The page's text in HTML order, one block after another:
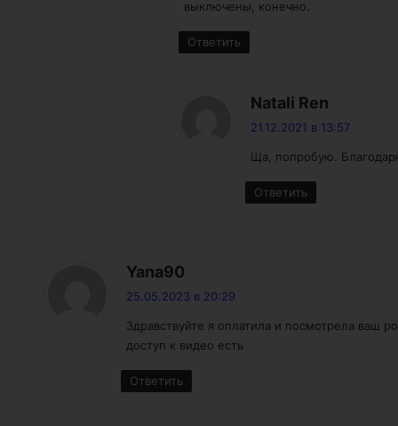
выключены, конечно.
Ответить
Natali Ren
21.12.2021 в 13:57
Ща, попробую.
Ответить
Yana90
25.05.2023 в 20:29
Здравствуйте я оплатила и посмотрела ваш
доступ к видео есть
Ответить